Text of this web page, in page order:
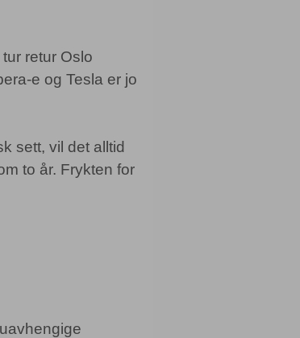
retur Oslo
e og Tesla er jo
sett, vil det alltid
to år. Frykten for